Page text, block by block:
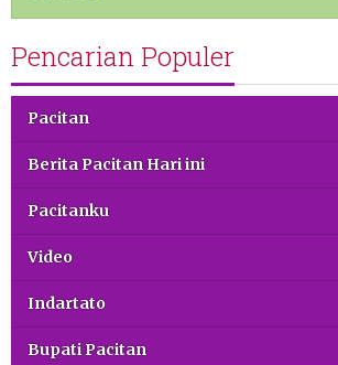
Pencarian Populer
Pacitan
Berita Pacitan Hari ini
Pacitanku
Video
Indartato
Bupati Pacitan